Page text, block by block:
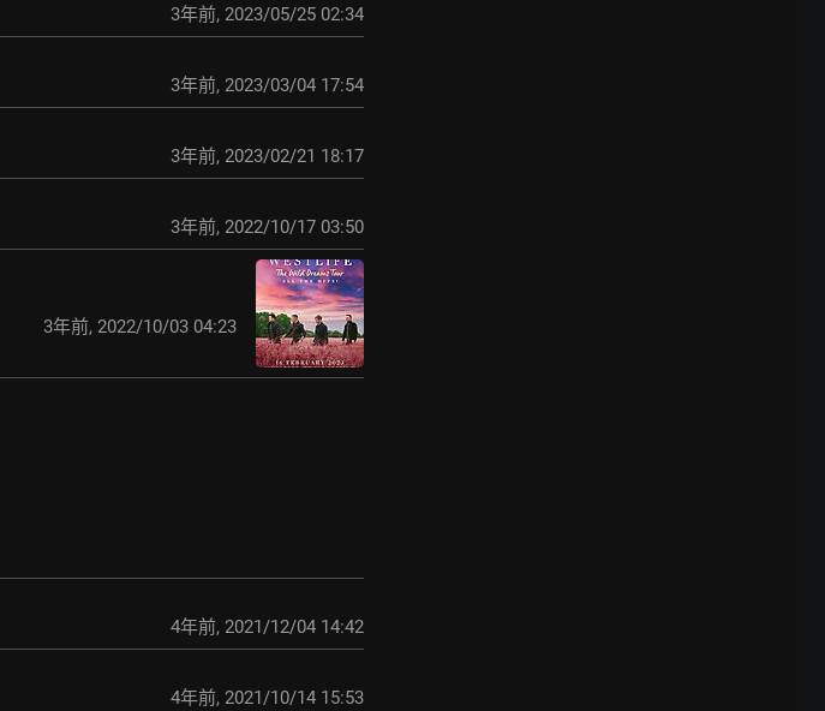
3年前, 2023/05/25 02:34
3年前, 2023/03/04 17:54
3年前, 2023/02/21 18:17
3年前, 2022/10/17 03:50
3年前, 2022/10/03 04:23
4年前, 2021/12/04 14:42
4年前, 2021/10/14 15:53